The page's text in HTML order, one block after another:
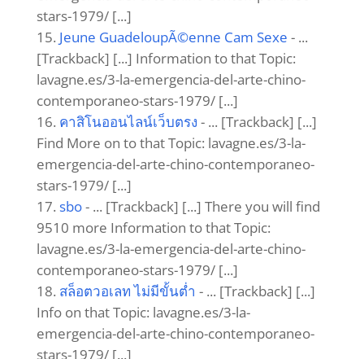
on that Topic: lavagne.es/3-la-emergencia-del-
arte-chino-contemporaneo-stars-1979/ [...]
plumbers in weston wv- ... [Trackback] [...]
Info to that Topic: lavagne.es/3-la-emergencia-
del-arte-chino-contemporaneo-stars-1979/
[...]
what is php 8- ... [Trackback] [...] Read
More Info here to that Topic: lavagne.es/3-la-
emergencia-del-arte-chino-contemporaneo-
stars-1979/ [...]
nova88- ... [Trackback] [...] Find More on
that Topic: lavagne.es/3-la-emergencia-del-
arte-chino-contemporaneo-stars-1979/ [...]
firma-opinia.pl- ... [Trackback] [...] Info on
that Topic: lavagne.es/3-la-emergencia-del-
arte-chino-contemporaneo-stars-1979/ [...]
truc tiep bong đá